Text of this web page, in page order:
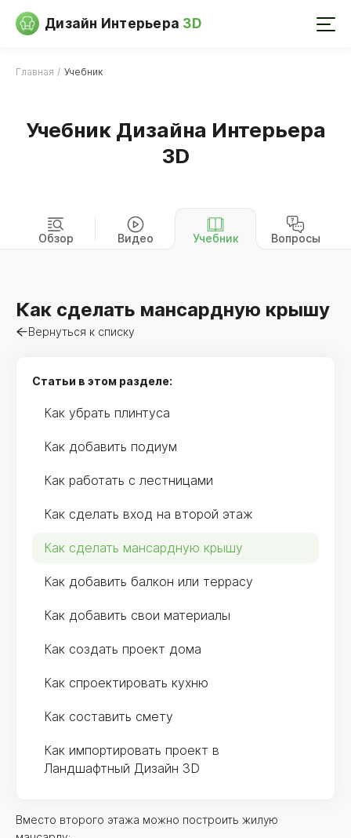
Дизайн Интерьера 3D
Главная Учебник
Учебник Дизайна Интерьера
3D
Обзор Видео Учебник Вопросы
Как сделать мансардную крышу
Вернуться к списку
Вместо второго этажа можно построить жилую
Статьи в этом разделе:
Как убрать плинтуса
Как добавить подиум
Как работать с лестницами
Как сделать вход на второй этаж
Как сделать мансардную крышу
Как добавить балкон или террасу
Как добавить свои материалы
Как создать проект дома
Как спроектировать кухню
Как составить смету
Как импортировать проект в
Ландшафтный Дизайн 3D